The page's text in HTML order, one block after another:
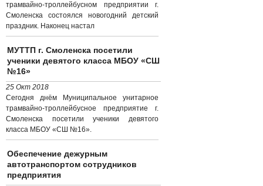
трамвайно-троллейбусном предприятии г.
Смоленска состоялся новогодний детский
праздник. Наконец настал
МУТТП г. Смоленска посетили
ученики девятого класса МБОУ «СШ
№16»
25 Окт 2018
Сегодня днём Муниципальное унитарное
трамвайно-троллейбусное предприятие г.
Смоленска посетили ученики девятого
класса МБОУ «СШ №16».
Обеспечение дежурным
автотранспортом сотрудников
предприятия